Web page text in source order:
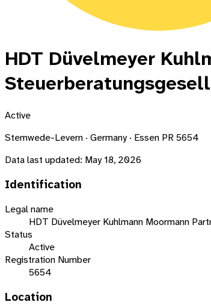
HDT Düvelmeyer
Active
Stemwede-Levern · Germany · Essen PR 5654
Data last updated: May 18, 2026
Identification
Legal name
HDT Düvelmeyer Kuhlmann Moormann
Status
Active
Registration Number
5654
Location